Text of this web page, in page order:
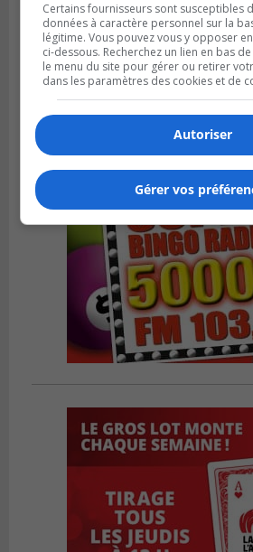
SAINT-CONSTANT
Publié le 4 août 2026 à 14h02
Saint-Constant signe une
convention pour le bien
Certains fournisseurs sont susceptibles
données à caractère personnel sur la
légitime. Vous pouvez vous y opposer
ci-dessous. Recherchez un lien en bas
le menu du site pour gérer ou retirer
dans les paramètres des cookies et de
Autoriser
Gérer vos